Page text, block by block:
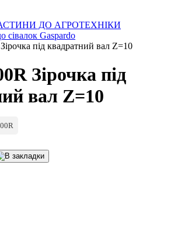
ДО АГРОТЕХНІКИ
сівалок Gaspardo
під квадратний вал Z=10
Зірочка під
вал Z=10